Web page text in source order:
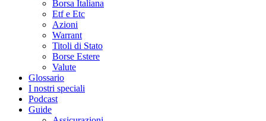
Borsa Italiana
Etf e Etc
Azioni
Warrant
Titoli di Stato
Borse Estere
Valute
Glossario
I nostri speciali
Podcast
Guide